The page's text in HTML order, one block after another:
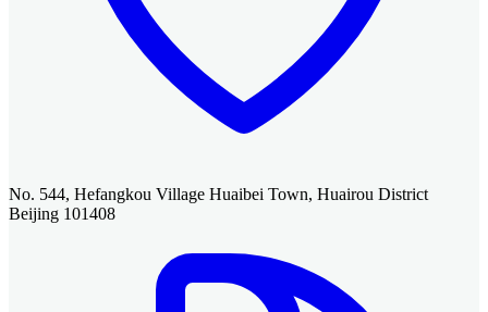
No. 544, Hefangkou Village Huaibei Town, Huairou District
Beijing 101408